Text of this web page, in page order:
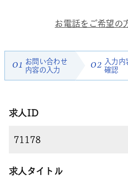
お電話をご希望の
01 お問い合わせ
内容の入力
02 入力内
確認
求人ID
求人タイトル